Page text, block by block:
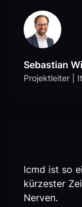
Sebastian
Projektleiter |
lcmd ist so
kürzester
Nerven.